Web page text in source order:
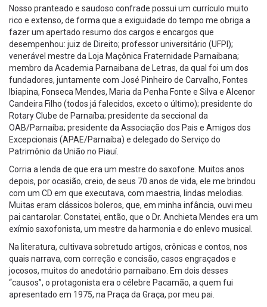
Nosso pranteado e saudoso confrade possui um currículo muito
rico e extenso, de forma que a exiguidade do tempo me obriga a
fazer um apertado resumo dos cargos e encargos que
desempenhou: juiz de Direito; professor universitário (UFPI);
venerável mestre da Loja Maçônica Fraternidade Parnaibana;
membro da Academia Parnaibana de Letras, da qual foi um dos
fundadores, juntamente com José Pinheiro de Carvalho, Fontes
Ibiapina, Fonseca Mendes, Maria da Penha Fonte e Silva e Alcenor
Candeira Filho (todos já falecidos, exceto o último); presidente do
Rotary Clube de Parnaíba; presidente da seccional da
OAB/Parnaíba; presidente da Associação dos Pais e Amigos dos
Excepcionais (APAE/Parnaíba) e delegado do Serviço do
Patrimônio da União no Piauí.
Corria a lenda de que era um mestre do saxofone. Muitos anos
depois, por ocasião, creio, de seus 70 anos de vida, ele me brindou
com um CD em que executava, com maestria, lindas melodias.
Muitas eram clássicos boleros, que, em minha infância, ouvi meu
pai cantarolar. Constatei, então, que o Dr. Anchieta Mendes era um
exímio saxofonista, um mestre da harmonia e do enlevo musical.
Na literatura, cultivava sobretudo artigos, crônicas e contos, nos
quais narrava, com correção e concisão, casos engraçados e
jocosos, muitos do anedotário parnaibano. Em dois desses
“causos”, o protagonista era o célebre Pacamão, a quem fui
apresentado em 1975, na Praça da Graça, por meu pai.